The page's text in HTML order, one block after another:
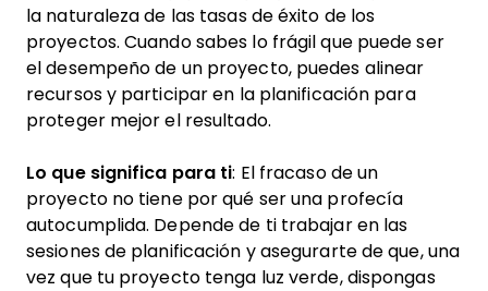
la naturaleza de las tasas de éxito de los
proyectos. Cuando sabes lo frágil que puede ser
el desempeño de un proyecto, puedes alinear
recursos y participar en la planificación para
proteger mejor el resultado.
Lo que significa para ti: El fracaso de un
proyecto no tiene por qué ser una profecía
autocumplida. Depende de ti trabajar en las
sesiones de planificación y asegurarte de que, una
vez que tu proyecto tenga luz verde, dispongas